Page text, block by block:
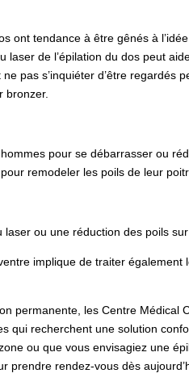
ont tendance à être gênés à
laser de l’épilation du dos peut
pas s’inquiéter d’être regardés
bronzer.
pour se débarrasser ou
remodeler les poils de leur
ou une réduction des poils
implique de traiter
permanente, les Centre Médical
qui recherchent une solution
ou que vous envisagiez une
prendre rendez-vous dès